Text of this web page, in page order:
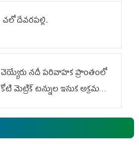
చలో దేవరపల్లి..
చెయ్యేరు నదీ పరివాహక ప్రాంతంలో
కోటి మెట్రిక్ టన్నుల ఇసుక అక్రమ
రవాణా